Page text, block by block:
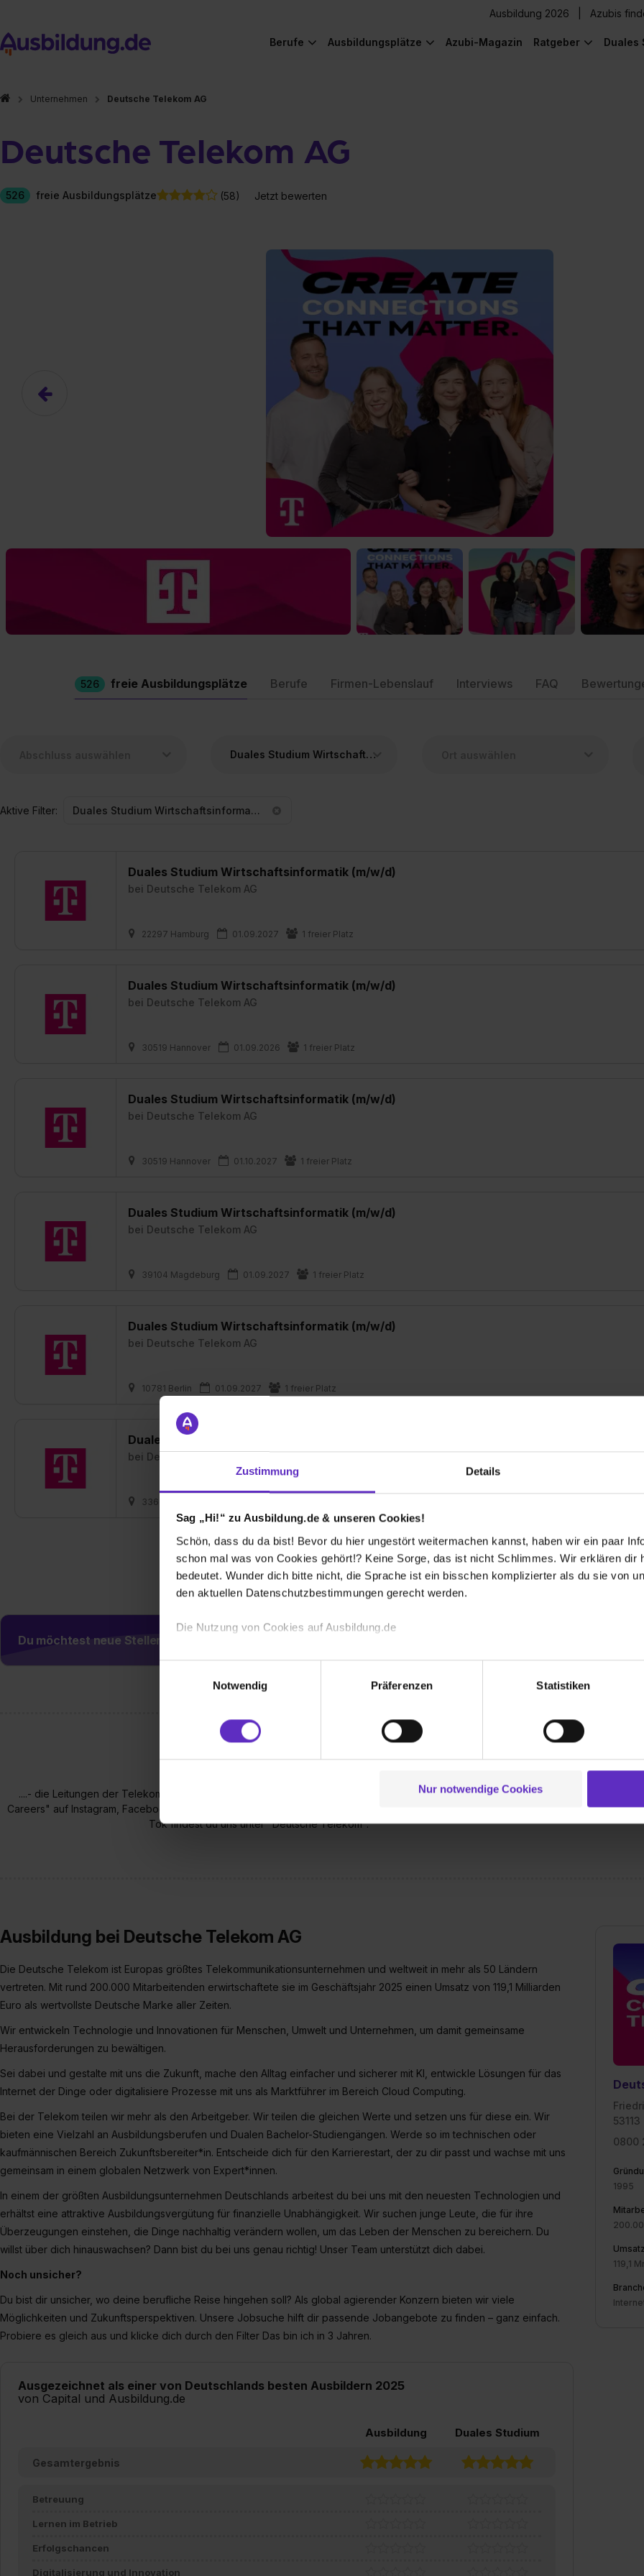
Zustimmung Details
Sag „Hi!“ zu Ausbildung.de & unseren Cookies!
Schön, dass du da bist! Bevor du hier ungestört weitermachen kannst, haben wir ein paar
schon mal was von Cookies gehört!? Keine Sorge, das ist nicht Schlimmes. Wir erklären dir
bedeutet. Wunder dich bitte nicht, die Sprache ist ein bisschen komplizierter als du sie von
den aktuellen Datenschutzbestimmungen gerecht werden.
Die Nutzung von Cookies auf Ausbildung.de
Wir verwenden Cookies zur technischen Funktion unserer Webseite („Notwendig“), um von
Webseite getroffenen Einstellungen zu speichern ( „Präferenzen“), die Zugriffe auf unsere
(„Statistiken“), um Informationen zu deiner Verwendung unserer Website an unsere Partner
Partner führen diese Informationen möglicherweise mit weiteren Daten zusammen, die du
zu. . In diesem Fall sowie bei der separaten Aktivierung von „Social Media und Marketing“
einverstanden, dass dir nach Setzen der Cookies externe Inhalte (z.B. Videos oder Posts)
„Datenschutz-Einstellungen“ widerrufen. Weitere Informationen zu den einzelnen Cookies
Einwilligungsauswahl
Notwendig
Präferenzen Statistiken
Nur notwendige Cookies
Ausbildung 2026 Azubis
Berufe Ausbildungsplätze Azubi-Magazin Ratgeber Duales
Unternehmen Deutsche Telekom AG
Deutsche Telekom AG
526 freie Ausbildungsplätze (58) Jetzt bewerten
Hier gibt es (eigentlich) was Cooles zu sehen!
Das hier ist ein Platzhalter für Video-Content von YouTube. Neugierig? Dann schalte die Inhalte jetzt
Ja, ich erlaube die externen Inhalte von YouTube.
Ich bin damit einverstanden, dass mir die externen Inhalte angezeigt werden. Personenbezogene Daten
an Drittplattformen übermittelt werden. Mehr Infos gibt es in der
Datenschutzerklärung
526 freie Ausbildungsplätze Berufe Firmen-Lebenslauf Interviews FAQ
Duales Studium Wirtschaftsinformatik
Aktive Filter: Duales Studium Wirtschaftsinformatik
Duales Studium Wirtschaftsinformatik (m/w/d)
bei Deutsche Telekom AG
22297 Hamburg 01.09.2027 1 freier Platz
Duales Studium Wirtschaftsinformatik (m/w/d)
bei Deutsche Telekom AG
30519 Hannover 01.09.2026 1 freier Platz
Duales Studium Wirtschaftsinformatik (m/w/d)
bei Deutsche Telekom AG
30519 Hannover 01.10.2027 1 freier Platz
Duales Studium Wirtschaftsinformatik (m/w/d)
bei Deutsche Telekom AG
39104 Magdeburg 01.09.2027 1 freier Platz
Duales Studium Wirtschaftsinformatik (m/w/d)
bei Deutsche Telekom AG
10781 Berlin 01.09.2027 1 freier Platz
Duales Studium Wirtschaftsinformatik (m/w/d)
bei Deutsche Telekom AG
33602 Bielefeld
Weitere Ergebnisse laden
Du möchtest neue Stellen automatisch zugeschickt bekommen?
....- die Leitungen der Telekom zweimal zum Mond und zurück reichen? ... - wir unter "Telekom Group
Careers" auf Instagram, Facebook und LinkedIn über Ausbildungs- und Jobangebote informieren? Bei Tik
Tok findest du uns unter "Deutsche Telekom".
0800
1995
119,1
Ausbildung bei Deutsche Telekom AG
Die Deutsche Telekom ist Europas größtes Telekommunikationsunternehmen und weltweit in mehr als 50 Ländern
vertreten. Mit rund 200.000 Mitarbeitenden erwirtschaftete sie im Geschäftsjahr 2025 einen Umsatz von 119,1 Milliarden
Euro als wertvollste Deutsche Marke aller Zeiten.
Wir entwickeln Technologie und Innovationen für Menschen, Umwelt und Unternehmen, um damit gemeinsame
Herausforderungen zu bewältigen.
Sei dabei und gestalte mit uns die Zukunft, mache den Alltag einfacher und sicherer mit KI, entwickle Lösungen für das
Internet der Dinge oder digitalisiere Prozesse mit uns als Marktführer im Bereich Cloud Computing.
Bei der Telekom teilen wir mehr als den Arbeitgeber. Wir teilen die gleichen Werte und setzen uns für diese ein. Wir
bieten eine Vielzahl an Ausbildungsberufen und Dualen Bachelor-Studiengängen. Werde so im technischen oder
kaufmännischen Bereich Zukunftsbereiter*in. Entscheide dich für den Karrierestart, der zu dir passt und wachse mit uns
gemeinsam in einem globalen Netzwerk von Expert*innen.
In einem der größten Ausbildungsunternehmen Deutschlands arbeitest du bei uns mit den neuesten Technologien und
erhältst eine attraktive Ausbildungsvergütung für finanzielle Unabhängigkeit. Wir suchen junge Leute, die für ihre
Überzeugungen einstehen, die Dinge nachhaltig verändern wollen, um das Leben der Menschen zu bereichern. Du
willst über dich hinauswachsen? Dann bist du bei uns genau richtig! Unser Team unterstützt dich dabei.
Noch unsicher?
Du bist dir unsicher, wo deine berufliche Reise hingehen soll? Als global agierender Konzern bieten wir viele
Möglichkeiten und Zukunftsperspektiven. Unsere Jobsuche hilft dir passende Jobangebote zu finden – ganz einfach.
Probiere es gleich aus und klicke dich durch den Filter Das bin ich in 3 Jahren.
Ausgezeichnet als einer von Deutschlands besten Ausbildern 2025
von Capital und Ausbildung.de
Ausbildung Duales Studium
Gesamtergebnis
Betreuung
Lernen im Betrieb
Erfolgschancen
Digitalisierung und Innovation